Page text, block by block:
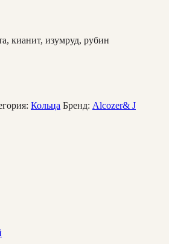
кианит, изумруд, рубин
Кольца Бренд: Alcozer& J